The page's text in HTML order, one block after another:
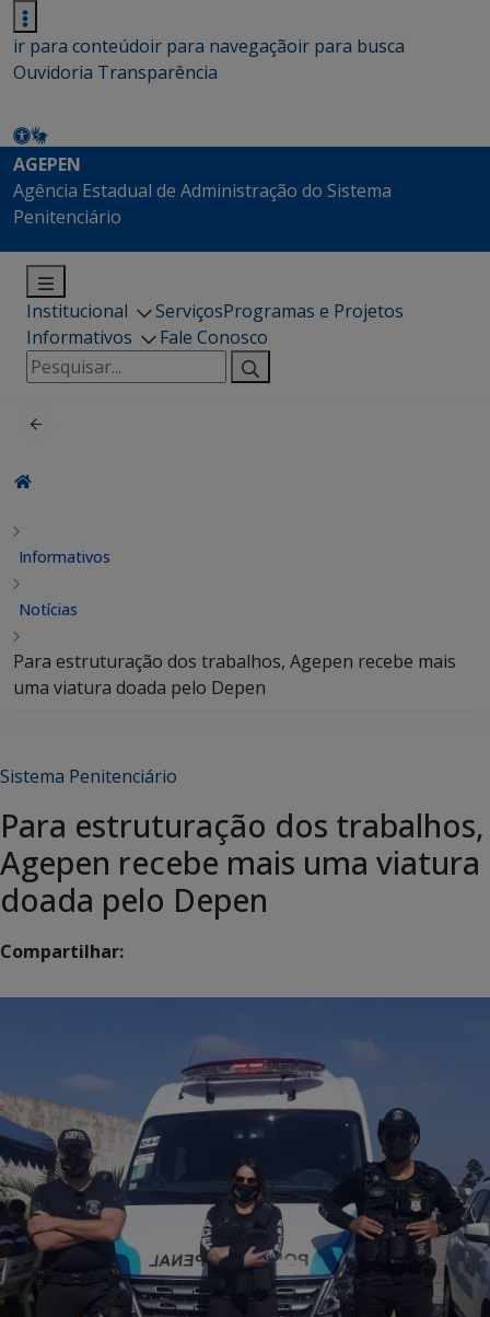
ir para conteúdoir para navegaçãoir para busca
Ouvidoria Transparência
AGEPEN
Agência Estadual de Administração do Sistema
Penitenciário
Institucional ServiçosProgramas e Projetos
Informativos
Fale Conosco
Pesquisar
por:
Informativos
Notícias
Para estruturação dos trabalhos, Agepen recebe mais
uma viatura doada pelo Depen
Sistema Penitenciário
Para estruturação dos trabalhos,
Agepen recebe mais uma viatura
doada pelo Depen
Compartilhar: